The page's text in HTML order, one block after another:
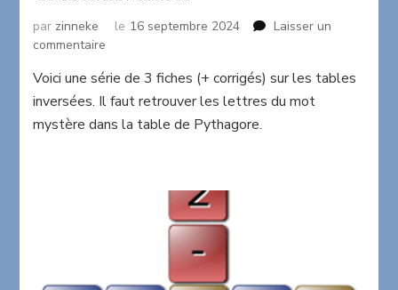
par zinneke le 16 septembre 2024
Laisser un
commentaire
inversées
Voici une série de 3 fiches (+ corrigés) sur les tables
inversées. Il faut retrouver les lettres du mot
mystère dans la table de Pythagore.